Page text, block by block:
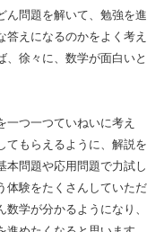
ん問題を解いて、勉強を進
えになるのかをよく考え
、徐々に、数学が面白いと
一つ一つていねいに考え
てもらえるように、解説を
本問題や応用問題で力試し
体験をたくさんしていただ
学が分かるようになり、